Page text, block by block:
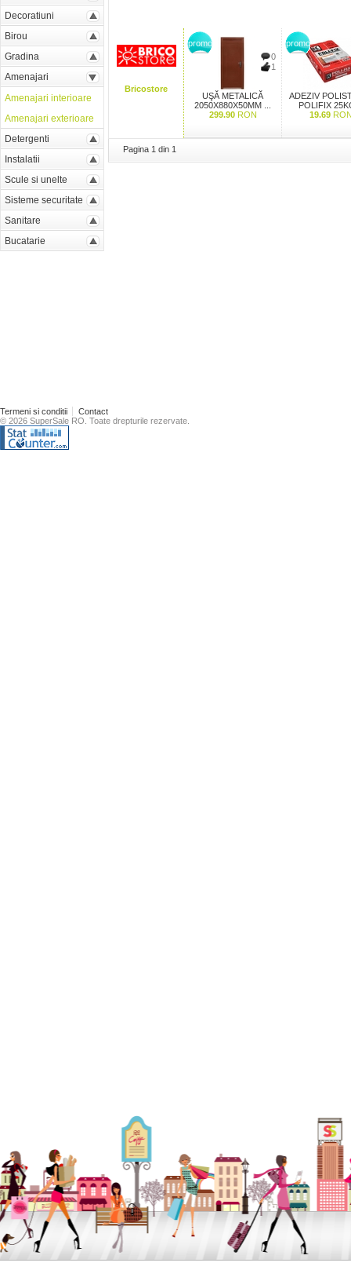
Bricostore
promo
0
1
UŞĂ METALICĂ
2050X880X50MM ...
299.90 RON
promo
ADEZIV
POLIFIX
19.69
Pagina 1 din 1
Decoratiuni
Birou
Gradina
Amenajari
Amenajari interioare
Amenajari exterioare
Detergenti
Instalatii
Scule si unelte
Sisteme securitate
Sanitare
Bucatarie
Termeni si conditii
Contact
© 2026 SuperSale RO. Toate drepturile rezervate.